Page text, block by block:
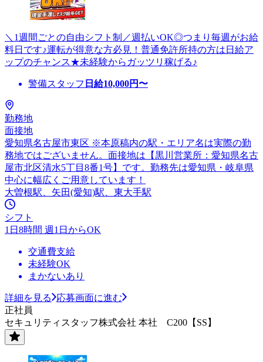
＼1週間ごとの自由シフト制／週払いOK◎つまり毎週がお給
料日です♪運転が得意な方必見！普通免許所持の方は日給ア
ップのチャンス★未経験からガッツリ稼げる♪
警備スタッフ 日給10,000円〜
勤務地
面接地
愛知県名古屋市東区 ※本原稿内の駅・エリア名は実際の勤
務地ではございません。面接地は【黒川営業所：愛知県名古
屋市北区清水5丁目8番1号】です。勤務先は愛知県・岐阜県
中心に幅広くご用意しています！
大曽根駅、矢田(愛知)駅、東大手駅
シフト
1日8時間 週1日からOK
交通費支給
未経験OK
まかないあり
詳細を見る
応募画面に進む
正社員
セキュリティスタッフ株式会社 本社 C200【SS】